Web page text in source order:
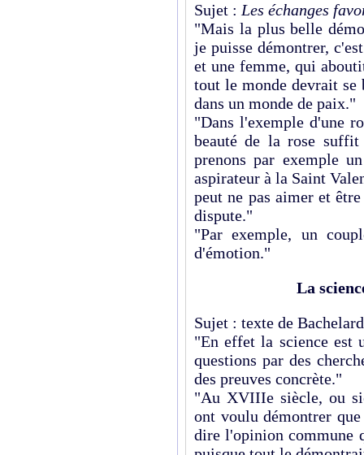
Sujet : Les échanges
"Mais la plus belle
je puisse démontrer,
et une femme, qui
tout le monde devrait se
dans un monde de paix."
"Dans l'exemple d'une
beauté de la rose
prenons par exemple
aspirateur à la Saint
peut ne pas aimer et
dispute."
"Par exemple, un
d'émotion."
La
Sujet : texte de Bachelard
"En effet la science est
questions par des
des preuves concrète."
"Au XVIIIe siècle, ou
ont voulu démontrer
dire l'opinion commune